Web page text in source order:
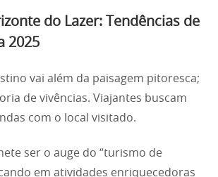
do Lazer: Tendências de
2025
vai além da paisagem pitoresca;
de vivências. Viajantes buscam
com o local visitado.
ser o auge do “turismo de
em atividades enriquecedoras